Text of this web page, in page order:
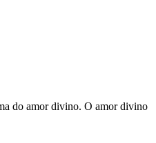
do amor divino. O amor divino